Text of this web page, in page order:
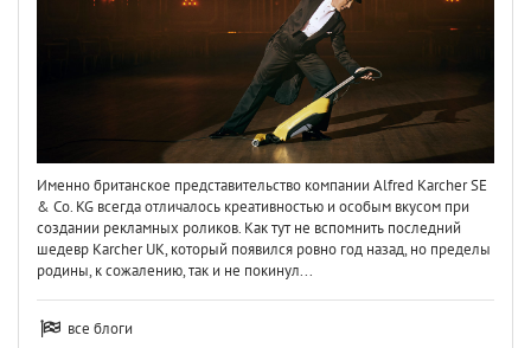
Именно британское представительство компании Alfred Karcher SE
& Co. KG всегда отличалось креативностью и особым вкусом при
создании рекламных роликов. Как тут не вспомнить последний
шедевр Karcher UK, который появился ровно год назад, но пределы
родины, к сожалению, так и не покинул...
все блоги